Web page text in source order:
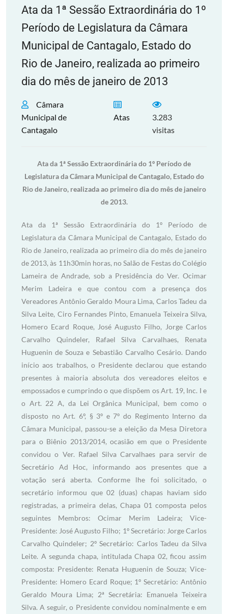
Ata da 1ª Sessão Extraordinária do 1º
Período de Legislatura da Câmara
Municipal de Cantagalo, Estado do
Rio de Janeiro, realizada ao primeiro
dia do mês de janeiro de 2013
Câmara
Municipal de
Cantagalo
Atas
3.283
visitas
Ata da 1ª Sessão Extraordinária do 1º Período de
Legislatura da Câmara Municipal de Cantagalo, Estado do
Rio de Janeiro, realizada ao primeiro dia do mês de janeiro
de 2013.
Ata da 1ª Sessão Extraordinária do 1º Período de
Legislatura da Câmara Municipal de Cantagalo, Estado do
Rio de Janeiro, realizada ao primeiro dia do mês de janeiro
de 2013, às 11h30min horas, no Salão de Festas do Colégio
Lameira de Andrade, sob a Presidência do Ver. Ocimar
Merim Ladeira e que contou com a presença dos
Vereadores Antônio Geraldo Moura Lima, Carlos Tadeu da
Silva Leite, Ciro Fernandes Pinto, Emanuela Teixeira Silva,
Homero Ecard Roque, José Augusto Filho, Jorge Carlos
Carvalho Quindeler, Rafael Silva Carvalhaes, Renata
Huguenin de Souza e Sebastião Carvalho Cesário. Dando
início aos trabalhos, o Presidente declarou que estando
presentes à maioria absoluta dos vereadores eleitos e
empossados e cumprindo o que dispõem os Art. 19, Inc. I e
o Art. 22 A, da Lei Orgânica Municipal, bem como o
disposto no Art. 6º, § 3º e 7º do Regimento Interno da
Câmara Municipal, passou-se a eleição da Mesa Diretora
para o Biênio 2013/2014, ocasião em que o Presidente
convidou o Ver. Rafael Silva Carvalhaes para servir de
Secretário Ad Hoc, informando aos presentes que a
votação será aberta. Conforme lhe foi solicitado, o
secretário informou que 02 (duas) chapas haviam sido
registradas, a primeira delas, Chapa 01 composta pelos
seguintes Membros: Ocimar Merim Ladeira; Vice-
Presidente: José Augusto Filho; 1º Secretário: Jorge Carlos
Carvalho Quindeler; 2º Secretário: Carlos Tadeu da Silva
Leite. A segunda chapa, intitulada Chapa 02, ficou assim
composta: Presidente: Renata Huguenin de Souza; Vice-
Presidente: Homero Ecard Roque; 1º Secretário: Antônio
Geraldo Moura Lima; 2ª Secretária: Emanuela Teixeira
Silva. A seguir, o Presidente convidou nominalmente e em